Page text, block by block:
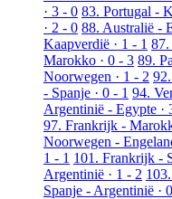
· 3 - 0 83. Portugal -
· 2 - 0 88. Australië -
Kaapverdië · 1 - 1 87.
Marokko · 0 - 3 89.
Noorwegen · 1 - 2
- Spanje · 0 - 1 94.
Argentinië - Egypte ·
97. Frankrijk -
Noorwegen -
1 - 1 101. Frankrijk -
Argentinië · 1 - 2
Spanje - Argentinië ·